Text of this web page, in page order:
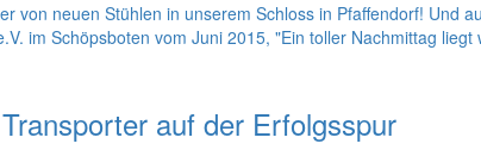
von neuen Stühlen in unserem Schloss in Pfaffendorf!
im Schöpsboten vom Juni 2015, "Ein toller Nachmittag liegt
auf der Erfolgsspur